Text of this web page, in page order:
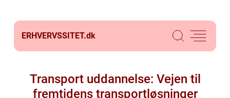
ERHVERVSSITET.dk
Transport uddannelse: Vejen til
fremtidens transportløsninger